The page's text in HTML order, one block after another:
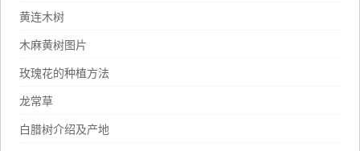
黄连木树
木麻黄树图片
玫瑰花的种植方法
龙常草
白腊树介绍及产地